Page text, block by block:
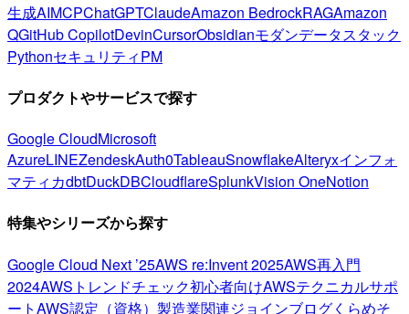
生成AIMCPChatGPTClaudeAmazon BedrockRAGAmazon
QGitHub CopilotDevinCursorObsidianモダンデータスタック
PythonセキュリティPM
プロダクトやサービスで探す
Google CloudMicrosoft
AzureLINEZendeskAuth0TableauSnowflakeAlteryxインフォ
マティカdbtDuckDBCloudflareSplunkVision OneNotion
特集やシリーズから探す
Google Cloud Next ’25AWS re:Invent 2025AWS再入門
2024AWSトレンドチェック初心者向けAWSテクニカルサポ
ートAWS認定（資格） 製造業関連ジョインブログくらめそ